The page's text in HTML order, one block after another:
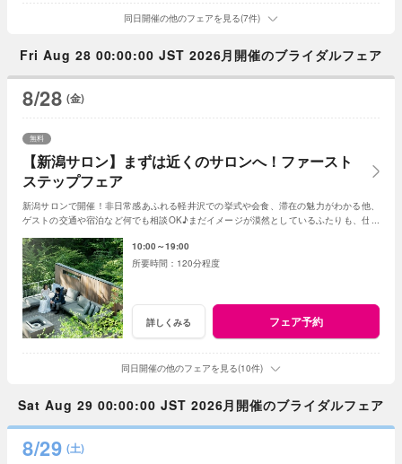
同日開催の他のフェアを見る(7件)
Fri Aug 28 00:00:00 JST 2026月開催のブライダルフェア
8/28 (金)
【新潟サロン】まずは近くのサロンへ！ファースト
ステップフェア
無料
新潟サロンで開催！非日常感あふれる軽井沢での挙式や会食、滞在の魅力がわかる他、
ゲストの交通や宿泊など何でも相談OK♪まだイメージが漠然としているふたりも、仕事
10:00～19:00
120分程度
詳しくみる フェア予約
同日開催の他のフェアを見る(10件)
Sat Aug 29 00:00:00 JST 2026月開催のブライダルフェア
8/29 (土)